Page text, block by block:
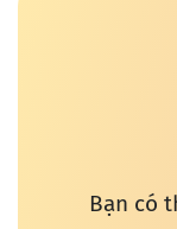
Bạn có